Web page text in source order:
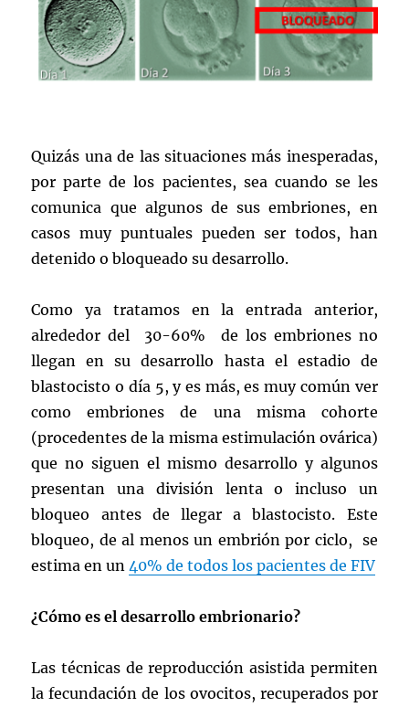
Quizás una de las situaciones más inesperadas,
por parte de los pacientes, sea cuando se les
comunica que algunos de sus embriones, en
casos muy puntuales pueden ser todos, han
detenido o bloqueado su desarrollo.
Como ya tratamos en la entrada anterior,
alrededor del 30-60% de los embriones no
llegan en su desarrollo hasta el estadio de
blastocisto o día 5, y es más, es muy común ver
como embriones de una misma cohorte
(procedentes de la misma estimulación ovárica)
que no siguen el mismo desarrollo y algunos
presentan una división lenta o incluso un
bloqueo antes de llegar a blastocisto. Este
bloqueo, de al menos un embrión por ciclo, se
estima en un40% de todos los pacientes de FIV
¿Cómo es el desarrollo embrionario?
Las técnicas de reproducción asistida permiten
la fecundación de los ovocitos, recuperados por